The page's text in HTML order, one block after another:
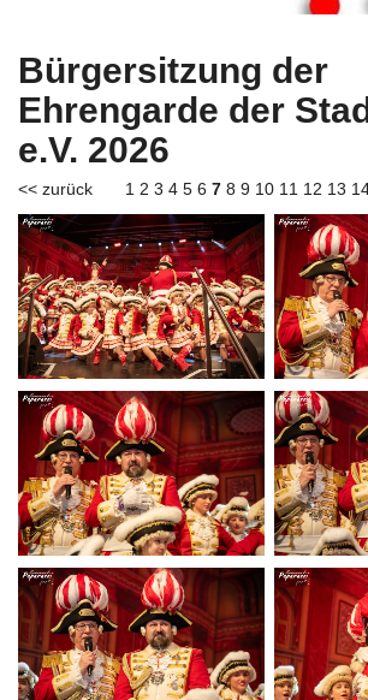
Bürgersitzung der
Ehrengarde der
e.V. 2026
<< zurück 1 2 3 4 5 6 7 8 9 10 11 12 13